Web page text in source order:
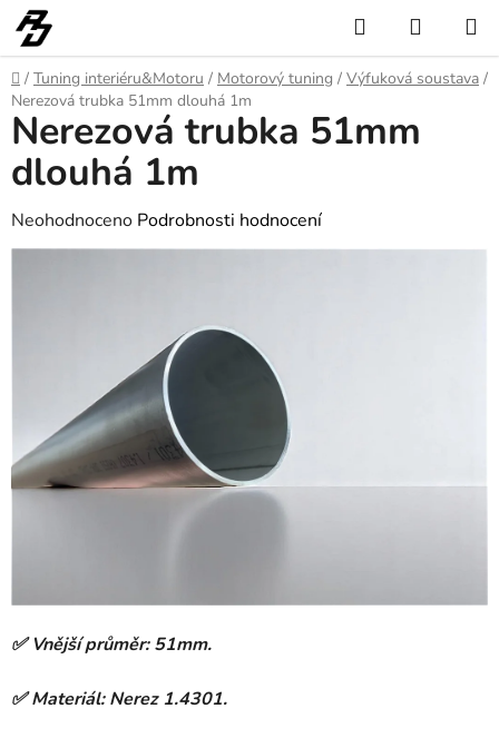
Přejít
na
obsah
Hledat
KOŠÍK
Domů
/ Tuning interiéru&Motoru / Motorový tuning / Výfuková soustava /
Nerezová trubka 51mm dlouhá 1m
✅ Vnější průměr: 51mm.
✅ Materiál: Nerez 1.4301.
Nerezová trubka 51mm
dlouhá 1m
Průměrné
hodnocení
hvězdiček.
Neohodnoceno Podrobnosti hodnocení